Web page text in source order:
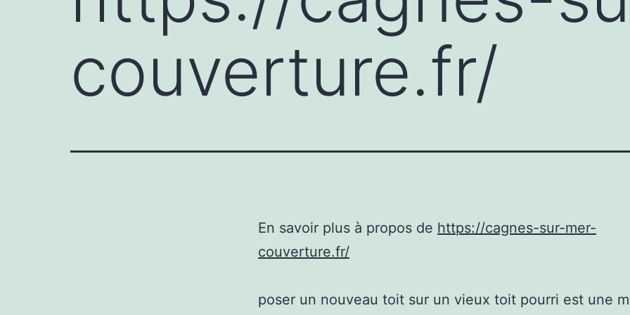
couverture.fr/
En savoir plus à propos de https://cagnes-sur-mer-
couverture.fr/
poser un nouveau toit sur un vieux toit pourri est une